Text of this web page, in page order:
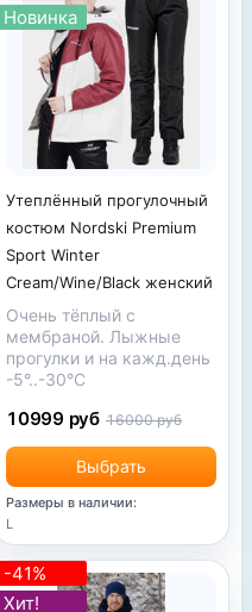
Новинка
Утеплённый прогулочный
костюм Nordski Premium
Sport Winter
Cream/Wine/Black женский
Очень тёплый с
мембраной. Лыжные
прогулки и на кажд.день
-5°..-30°С
Выбрать
10999 руб 16000 руб
Размеры в наличии:
L
-41%
Хит!